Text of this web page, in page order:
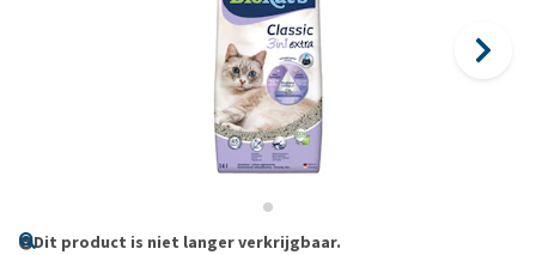
Dit product is niet langer verkrijgbaar.